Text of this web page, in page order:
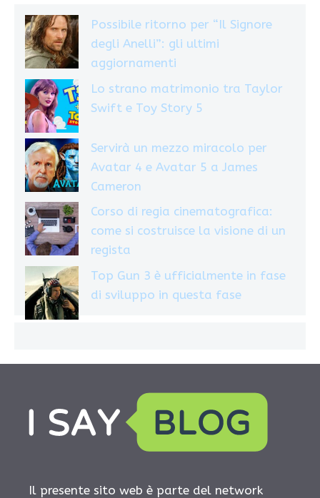
Possibile ritorno per “Il Signore
degli Anelli”: gli ultimi
aggiornamenti
Lo strano matrimonio tra Taylor
Swift e Toy Story 5
Servirà un mezzo miracolo per
Avatar 4 e Avatar 5 a James
Cameron
Corso di regia cinematografica:
come si costruisce la visione di un
regista
Top Gun 3 è ufficialmente in fase
di sviluppo in questa fase
Il presente sito web è parte del network